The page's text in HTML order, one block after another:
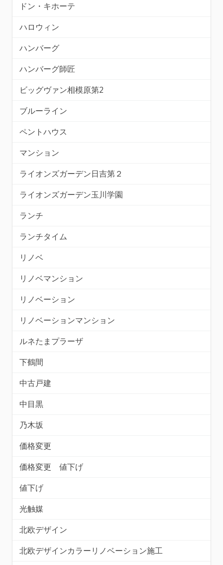
ドン・キホーテ
ハロウィン
ハンバーグ
ハンバーグ師匠
ビッグヴァン相模原第2
ブルーライン
ペントハウス
マンション
ライオンズガーデン日吉第２
ライオンズガーデン玉川学園
ランチ
ランチタイム
リノベ
リノベマンション
リノベーション
リノベーションマンション
ルネたまプラーザ
下鶴間
中古戸建
中目黒
乃木坂
価格変更
価格変更 値下げ
値下げ
光触媒
北欧デザイン
北欧デザインカラーリノベーション施工